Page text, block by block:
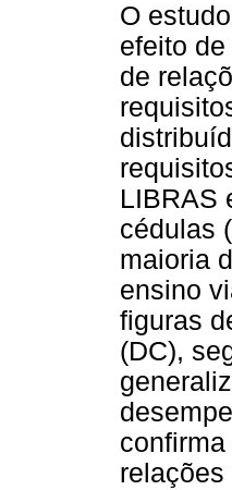
O
efeito
de
LIBRAS
cédulas
maioria
ensino
figuras
(DC),
relações